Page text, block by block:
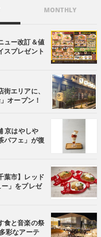
MONTHLY
ュー改訂＆値
スプレゼント
街エリアに、
オープン！
京はやしや
パフェ」が復
葉市】レッド
ー」をプレゼ
食と音楽の祭
彩なアーテ